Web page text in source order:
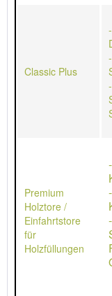
Classic Plus
Premium
Holztore /
Einfahrtstore
für
Holzfüllungen